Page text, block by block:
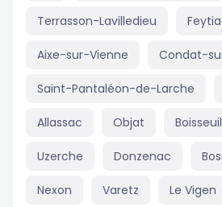
Terrasson-Lavilledieu
Aixe-sur-Vienne Condat-
Saint-Pantaléon-de-Larche
Allassac Objat Boisseuil
Uzerche Donzenac
Nexon Varetz Le Vigen